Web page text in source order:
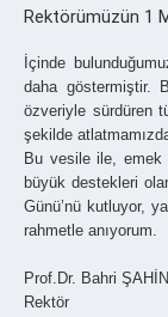
Rektörümüzün 1
İçinde
daha göstermiştir.
özveriyle sürdüren
şekilde
Bu vesile ile, emek
büyük destekleri
Günü’nü kutluyor,
rahmetle anıyorum.
Prof.Dr. Bahri ŞAHİN
Rektör